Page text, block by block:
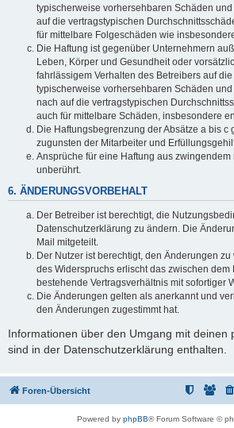
typischerweise vorhersehbaren Schäden
auf die vertragstypischen
für mittelbare Folgeschäden wie
Die Haftung ist gegenüber Unternehmern
Leben, Körper und Gesundheit oder
fahrlässigem Verhalten des Betreibers auf
typischerweise vorhersehbaren Schäden
nach auf die vertragstypischen
auch für mittelbare Schäden, insbesondere
Die Haftungsbegrenzung der Absätze a bis c
zugunsten der Mitarbeiter und
Ansprüche für eine Haftung aus
unberührt.
6. ÄNDERUNGSVORBEHALT
Der Betreiber ist berechtigt, die
Datenschutzerklärung zu ändern. Die
Mail mitgeteilt.
Der Nutzer ist berechtigt, den Änderungen
des Widerspruchs erlischt das zwischen
bestehende Vertragsverhältnis mit sofortiger
Die Änderungen gelten als anerkannt und
den Änderungen zugestimmt hat.
Informationen über den Umgang mit deinen
sind in der Datenschutzerklärung enthalten.
Foren-Übersicht
Powered by phpBB® Forum Software ©